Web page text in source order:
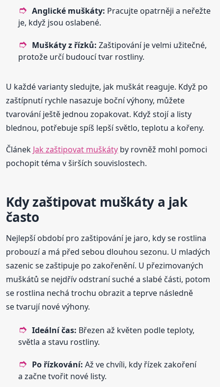
Anglické muškáty: Pracujte opatrněji a neřežte
je, když jsou oslabené.
Muškáty z řízků: Zaštipování je velmi užitečné,
protože určí budoucí tvar rostliny.
U každé varianty sledujte, jak muškát reaguje. Když po
zaštípnutí rychle nasazuje boční výhony, můžete
tvarování ještě jednou zopakovat. Když stojí a listy
blednou, potřebuje spíš lepší světlo, teplotu a kořeny.
Článek Jak zaštipovat muškáty by rovněž mohl pomoci
pochopit téma v širších souvislostech.
Kdy zaštipovat muškáty a jak
často
Nejlepší období pro zaštipování je jaro, kdy se rostlina
probouzí a má před sebou dlouhou sezonu. U mladých
sazenic se zaštipuje po zakořenění. U přezimovaných
muškátů se nejdřív odstraní suché a slabé části, potom
se rostlina nechá trochu obrazit a teprve následně
se tvarují nové výhony.
Ideální čas: Březen až květen podle teploty,
světla a stavu rostliny.
Po řízkování: Až ve chvíli, kdy řízek zakoření
a začne tvořit nové listy.